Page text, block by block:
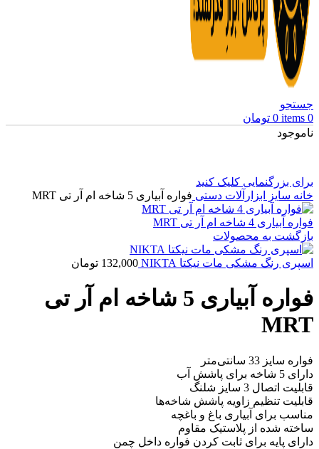
جستجو
0
items
0 تومان
ناموجود
برای بزرگنمایی کلیک کنید
خانه سایز ابزارآلات دستی فواره آبیاری 5 شاخه ام آر تی MRT
فواره آبیاری 4 شاخه ام آر تی MRT
بازگشت به محصولات
اسپری رنگ مشکی مات نیکتا NIKTA 132,000 تومان
فواره آبیاری 5 شاخه ام آر تی
MRT
فواره سایز 33 سانتی‌متر
دارای 5 شاخه برای پاشش آب
قابلیت اتصال 3 سایز شلنگ
قابلیت تنظیم زاویه پاشش شاخه‌ها
مناسب برای آبیاری باغ و باغچه
ساخته شده از پلاستیک مقاوم
دارای پایه برای ثابت کردن فواره داخل چمن